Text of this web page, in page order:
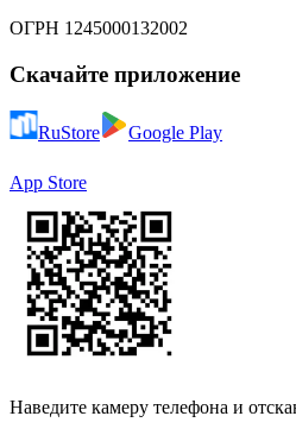
ОГРН 1245000132002
Скачайте приложение
RuStore Google Play
App Store
Наведите камеру телефона и